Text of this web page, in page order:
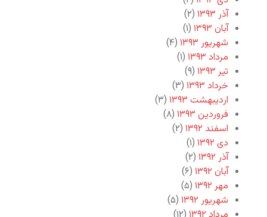
آذر ۱۳۹۳
(۲)
آبان ۱۳۹۳
(۱)
شهریور ۱۳۹۳
(۴)
مرداد ۱۳۹۳
(۱)
تیر ۱۳۹۳
(۹)
خرداد ۱۳۹۳
(۳)
اردیبهشت ۱۳۹۳
(۳)
فروردین ۱۳۹۳
(۸)
اسفند ۱۳۹۲
(۲)
دی ۱۳۹۲
(۱)
آذر ۱۳۹۲
(۲)
آبان ۱۳۹۲
(۶)
مهر ۱۳۹۲
(۵)
شهریور ۱۳۹۲
(۵)